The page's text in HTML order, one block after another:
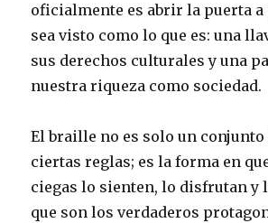
oficialmente es abrir la puerta a
sea visto como lo que es: una
sus derechos culturales y una
nuestra riqueza como sociedad.
El braille no es solo un
ciertas reglas; es la forma en
ciegas lo sienten, lo disfrutan y
que son los verdaderos